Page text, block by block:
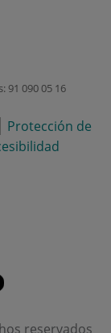
91 090 05 16
Protección de
Enlace
reservados